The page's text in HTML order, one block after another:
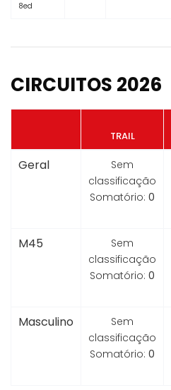
8ed
CIRCUITOS 2026
TRAIL
Geral
Sem
classificação
Somatório: 0
M45
Sem
classificação
Somatório: 0
Masculino
Sem
classificação
Somatório: 0